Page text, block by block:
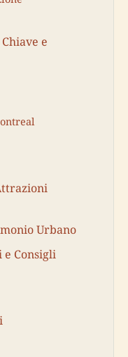
e
Urbano
Consigli